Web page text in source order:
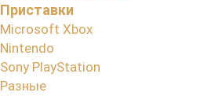
Приставки
Microsoft Xbox
Nintendo
Sony PlayStation
Разные